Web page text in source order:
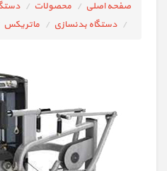
صفحه اصلی محصولات
دستگاه بدنسازی
ماتریکس